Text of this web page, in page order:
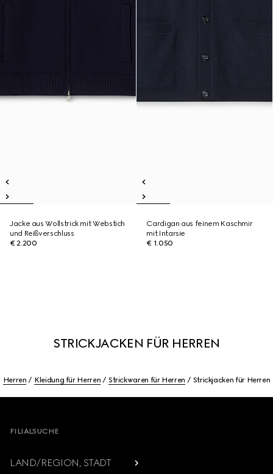
Jacke aus Wollstrick mit Webstich
und Reißverschluss
€ 2.200
Cardigan aus feinem Kaschmir
mit Intarsie
€ 1.050
STRICKJACKEN FÜR HERREN
Herren Kleidung für Herren Strickwaren für Herren Strickjacken für Herren
FILIALSUCHE
LAND/REGION, STADT